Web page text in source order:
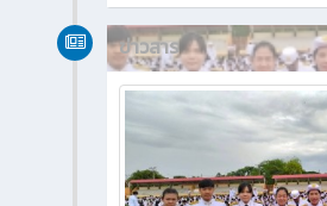
ข่าวสาร